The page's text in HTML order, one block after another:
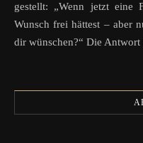
gestellt: „Wenn jetzt eine
Wunsch frei hättest – aber
dir wünschen?“ Die